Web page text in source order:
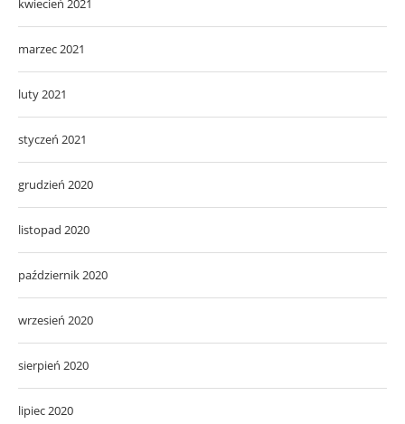
kwiecień 2021
marzec 2021
luty 2021
styczeń 2021
grudzień 2020
listopad 2020
październik 2020
wrzesień 2020
sierpień 2020
lipiec 2020